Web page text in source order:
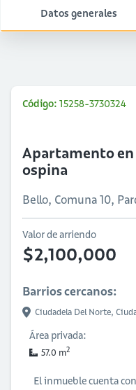
Datos generales
Código: 15258-3730324
Apartamento
ospina
Bello, Comuna 10,
Valor de arriendo
$2,100,000
Barrios cercanos:
Ciudadela Del Norte,
Área privada:
57.0 m2
El inmueble cuenta